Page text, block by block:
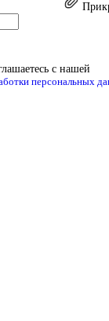
с нашей
персональных